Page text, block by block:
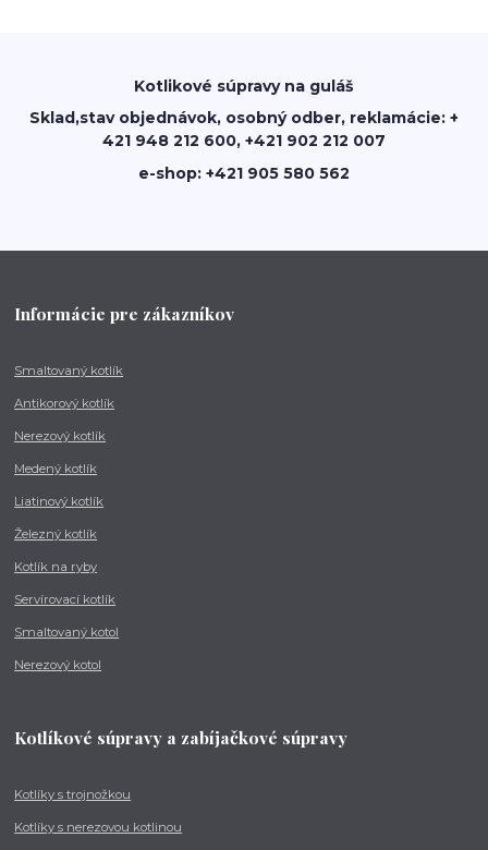
Kotlikové súpravy na guláš
Sklad,stav objednávok, osobný odber, reklamácie: +
421 948 212 600, +421 902 212 007
e-shop: +421 905 580 562
Informácie pre zákazníkov
Smaltovaný kotlík
Antikorový kotlík
Nerezový kotlík
Medený kotlík
Liatinový kotlík
Železný kotlík
Kotlík na ryby
Servírovací kotlík
Smaltovaný kotol
Nerezový kotol
Kotlíkové súpravy a zabíjačkové súpravy
Kotlíky s trojnožkou
Kotlíky s nerezovou kotlinou